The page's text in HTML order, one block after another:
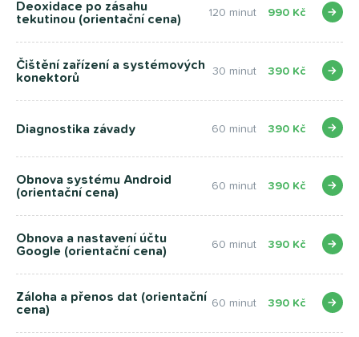
Deoxidace po zásahu
tekutinou (orientační cena)
120 minut 990 Kč
Čištění zařízení a systémových
konektorů
30 minut 390 Kč
Diagnostika závady 60 minut 390 Kč
Obnova systému Android
(orientační cena)
60 minut 390 Kč
Obnova a nastavení účtu
Google (orientační cena)
60 minut 390 Kč
Záloha a přenos dat (orientační
cena)
60 minut 390 Kč